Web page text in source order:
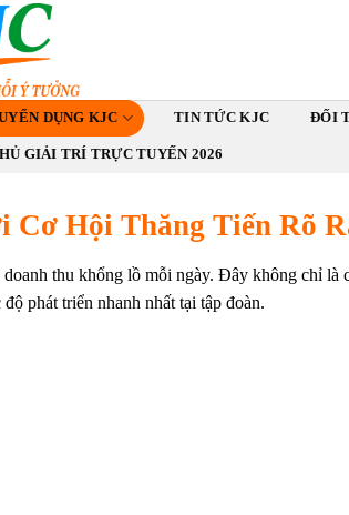
DỤNG KJC TIN TỨC KJC ĐỐI
GIẢI TRÍ TRỰC TUYẾN 2026
Cơ Hội Thăng Tiến Rõ
thu khổng lồ mỗi ngày. Đây không chỉ là
phát triển nhanh nhất tại tập đoàn.